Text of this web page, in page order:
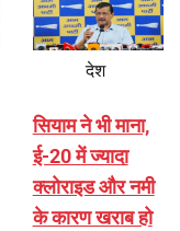
देश
सियाम ने भी माना,
ई-20 में ज्यादा
क्लोराइड और नमी
के कारण खराब हो